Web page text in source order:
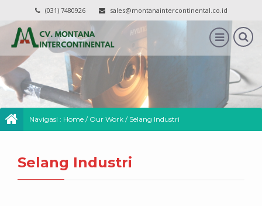
(031) 7480926 sales@montanaintercontinental.co.id
Navigasi : Home / Our Work / Selang Industri
Selang Industri